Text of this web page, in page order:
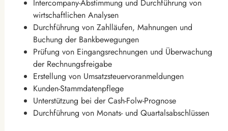
Intercompany-Abstimmung und Durchführung von
wirtschaftlichen Analysen
Durchführung von Zahlläufen, Mahnungen und
Buchung der Bankbewegungen
Prüfung von Eingangsrechnungen und Überwachung
der Rechnungsfreigabe
Erstellung von Umsatzsteuervoranmeldungen
Kunden-Stammdatenpflege
Unterstützung bei der Cash-Folw-Prognose
Durchführung von Monats- und Quartalsabschlüssen